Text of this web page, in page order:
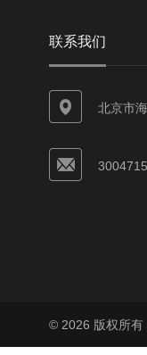
联系我们
北京市
© 2026 版权所有